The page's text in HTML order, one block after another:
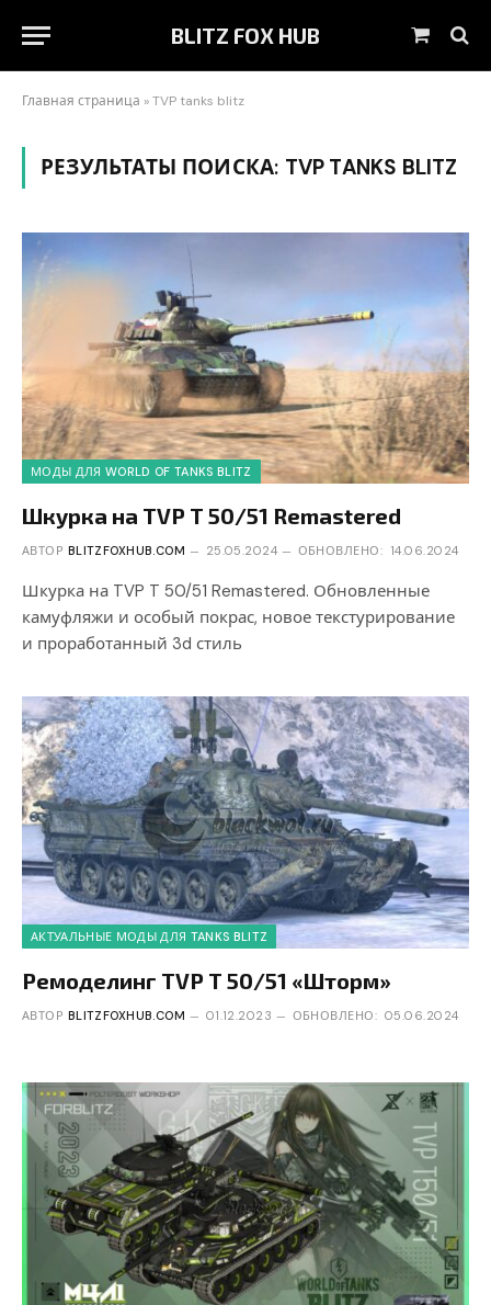
BLITZ FOX HUB Корзина
Главная страница »TVP tanks blitz
РЕЗУЛЬТАТЫ ПОИСКА: TVP TANKS BLITZ
МОДЫ ДЛЯ WORLD OF TANKS BLITZ
Шкурка на TVP T 50/51 Remastered
АВТОР BLITZFOXHUB.COM 25.05.2024 ОБНОВЛЕНО: 14.06.2024
Шкурка на TVP T 50/51 Remastered. Обновленные
камуфляжи и особый покрас, новое текстурирование
и проработанный 3d стиль
АКТУАЛЬНЫЕ МОДЫ ДЛЯ TANKS BLITZ
Ремоделинг TVP T 50/51 «Шторм»
АВТОР BLITZFOXHUB.COM 01.12.2023 ОБНОВЛЕНО: 05.06.2024